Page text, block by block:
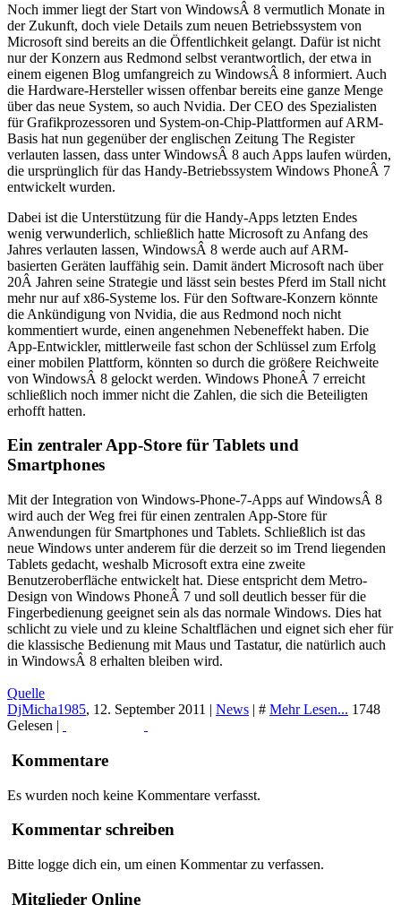
Noch immer liegt der Start von WindowsÂ 8 vermutlich Monate in
der Zukunft, doch viele Details zum neuen Betriebssystem von
Microsoft sind bereits an die Öffentlichkeit gelangt. Dafür ist nicht
nur der Konzern aus Redmond selbst verantwortlich, der etwa in
einem eigenen Blog umfangreich zu WindowsÂ 8 informiert. Auch
die Hardware-Hersteller wissen offenbar bereits eine ganze Menge
über das neue System, so auch Nvidia. Der CEO des Spezialisten
für Grafikprozessoren und System-on-Chip-Plattformen auf ARM-
Basis hat nun gegenüber der englischen Zeitung The Register
verlauten lassen, dass unter WindowsÂ 8 auch Apps laufen würden,
die ursprünglich für das Handy-Betriebssystem Windows PhoneÂ 7
entwickelt wurden.
Dabei ist die Unterstützung für die Handy-Apps letzten Endes
wenig verwunderlich, schließlich hatte Microsoft zu Anfang des
Jahres verlauten lassen, WindowsÂ 8 werde auch auf ARM-
basierten Geräten lauffähig sein. Damit ändert Microsoft nach über
20Â Jahren seine Strategie und lässt sein bestes Pferd im Stall nicht
mehr nur auf x86-Systeme los. Für den Software-Konzern könnte
die Ankündigung von Nvidia, die aus Redmond noch nicht
kommentiert wurde, einen angenehmen Nebeneffekt haben. Die
App-Entwickler, mittlerweile fast schon der Schlüssel zum Erfolg
einer mobilen Plattform, könnten so durch die größere Reichweite
von WindowsÂ 8 gelockt werden. Windows PhoneÂ 7 erreicht
schließlich noch immer nicht die Zahlen, die sich die Beteiligten
erhofft hatten.
Ein zentraler App-Store für Tablets und
Smartphones
Mit der Integration von Windows-Phone-7-Apps auf WindowsÂ 8
wird auch der Weg frei für einen zentralen App-Store für
Anwendungen für Smartphones und Tablets. Schließlich ist das
neue Windows unter anderem für die derzeit so im Trend liegenden
Tablets gedacht, weshalb Microsoft extra eine zweite
Benutzeroberfläche entwickelt hat. Diese entspricht dem Metro-
Design von Windows PhoneÂ 7 und soll deutlich besser für die
Fingerbedienung geeignet sein als das normale Windows. Dies hat
schlicht zu viele und zu kleine Schaltflächen und eignet sich eher für
die klassische Bedienung mit Maus und Tastatur, die natürlich auch
in WindowsÂ 8 erhalten bleiben wird.
Quelle
DjMicha1985, 12. September 2011 | News | # Mehr Lesen... 1748
Gelesen |
Kommentare
Es wurden noch keine Kommentare verfasst.
Kommentar schreiben
Bitte logge dich ein, um einen Kommentar zu verfassen.
Mitglieder Online